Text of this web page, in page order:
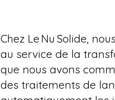
Chez Le Nu Solide,
au service de la
que nous avons
des traitements de